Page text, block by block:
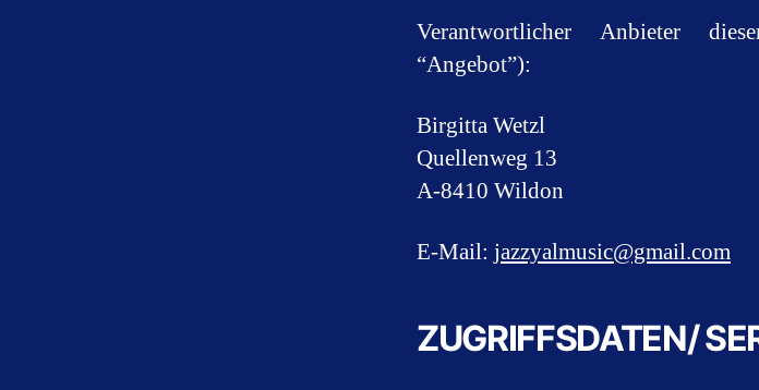
Verantwortlicher Anbieter
“Angebot”):
Birgitta Wetzl
Quellenweg 13
A-8410 Wildon
E-Mail: jazzyalmusic@gmail.com
ZUGRIFFSDATEN/